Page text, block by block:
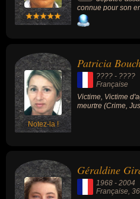
connue pour son
corruption en
Notez-la !
Patricia
???? - ????
Française
Victime, Victime
meurtre (Crime,
Géraldine
1968 - 2004
Française,